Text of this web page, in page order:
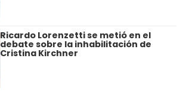
Ricardo Lorenzetti se metió en el
debate sobre la inhabilitación de
Cristina Kirchner